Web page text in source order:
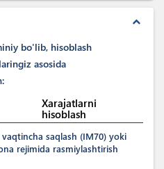
expand_less
bo'lib, hisoblash
asosida
Xarajatlarni
hisoblash
saqlash (IM70) yoki
rejimida rasmiylashtirish